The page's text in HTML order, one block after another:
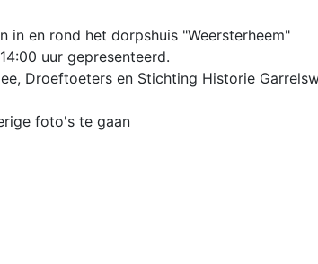
in en rond het dorpshuis "Weersterheem"
uur gepresenteerd.
Droeftoeters en Stichting Historie
foto's te gaan